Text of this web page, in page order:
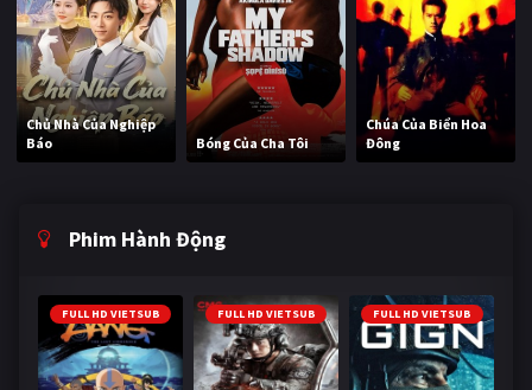
Chủ Nhà Của Nghiệp
Báo
Bóng Của Cha Tôi
Chúa Của Biển Hoa
Đông
Phim Hành Động
FULL HD VIETSUB FULL HD VIETSUB FULL HD VIETSUB